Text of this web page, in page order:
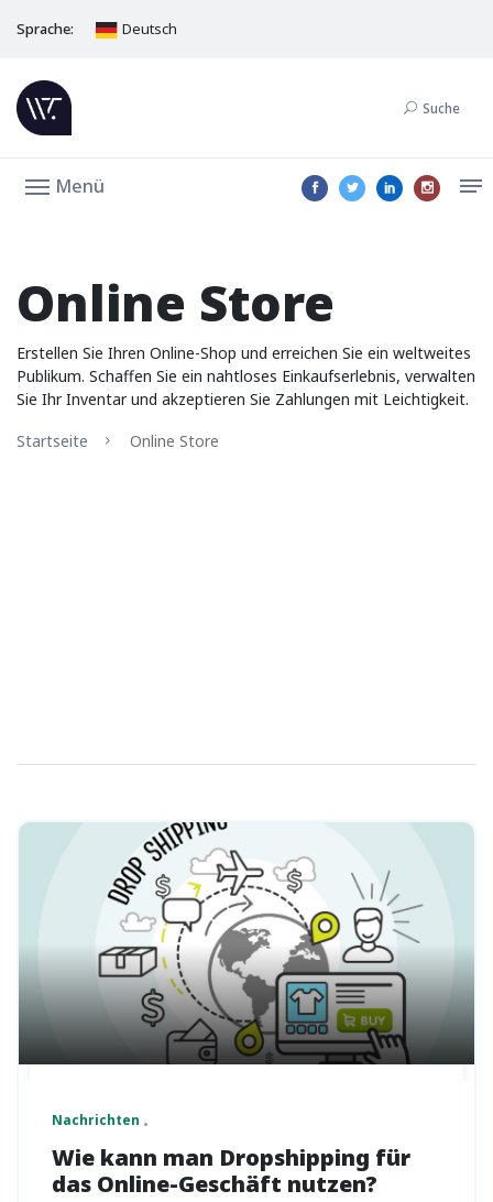
Sprache: Deutsch
Suche
Menü
Online Store
Erstellen Sie Ihren Online-Shop und erreichen Sie ein weltweites
Publikum. Schaffen Sie ein nahtloses Einkaufserlebnis, verwalten
Sie Ihr Inventar und akzeptieren Sie Zahlungen mit Leichtigkeit.
Startseite
Online Store
Nachrichten
Wie kann man Dropshipping für
das Online-Geschäft nutzen?